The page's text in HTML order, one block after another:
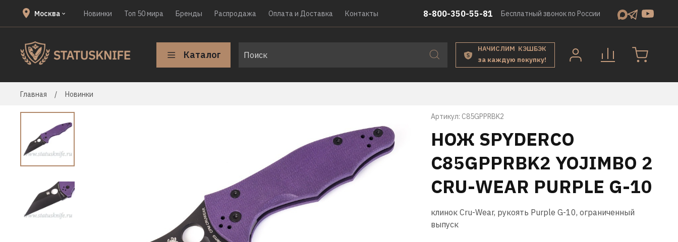
Москва Новинки Топ 50 мира Бренды Распродажа Оплата и Доставка Контакты 8-800-350-55-81 Бесплатный звонок по России
Каталог
НАЧИСЛИМ КЭШБЭК
за каждую покупку!
Главная Новинки
Артикул: C85GPPRBK2
НОЖ SPYDERCO
C85GPPRBK2 YOJIMBO 2
CRU-WEAR PURPLE G-10
клинок Cru-Wear, рукоять Purple G-10, ограниченный
выпуск